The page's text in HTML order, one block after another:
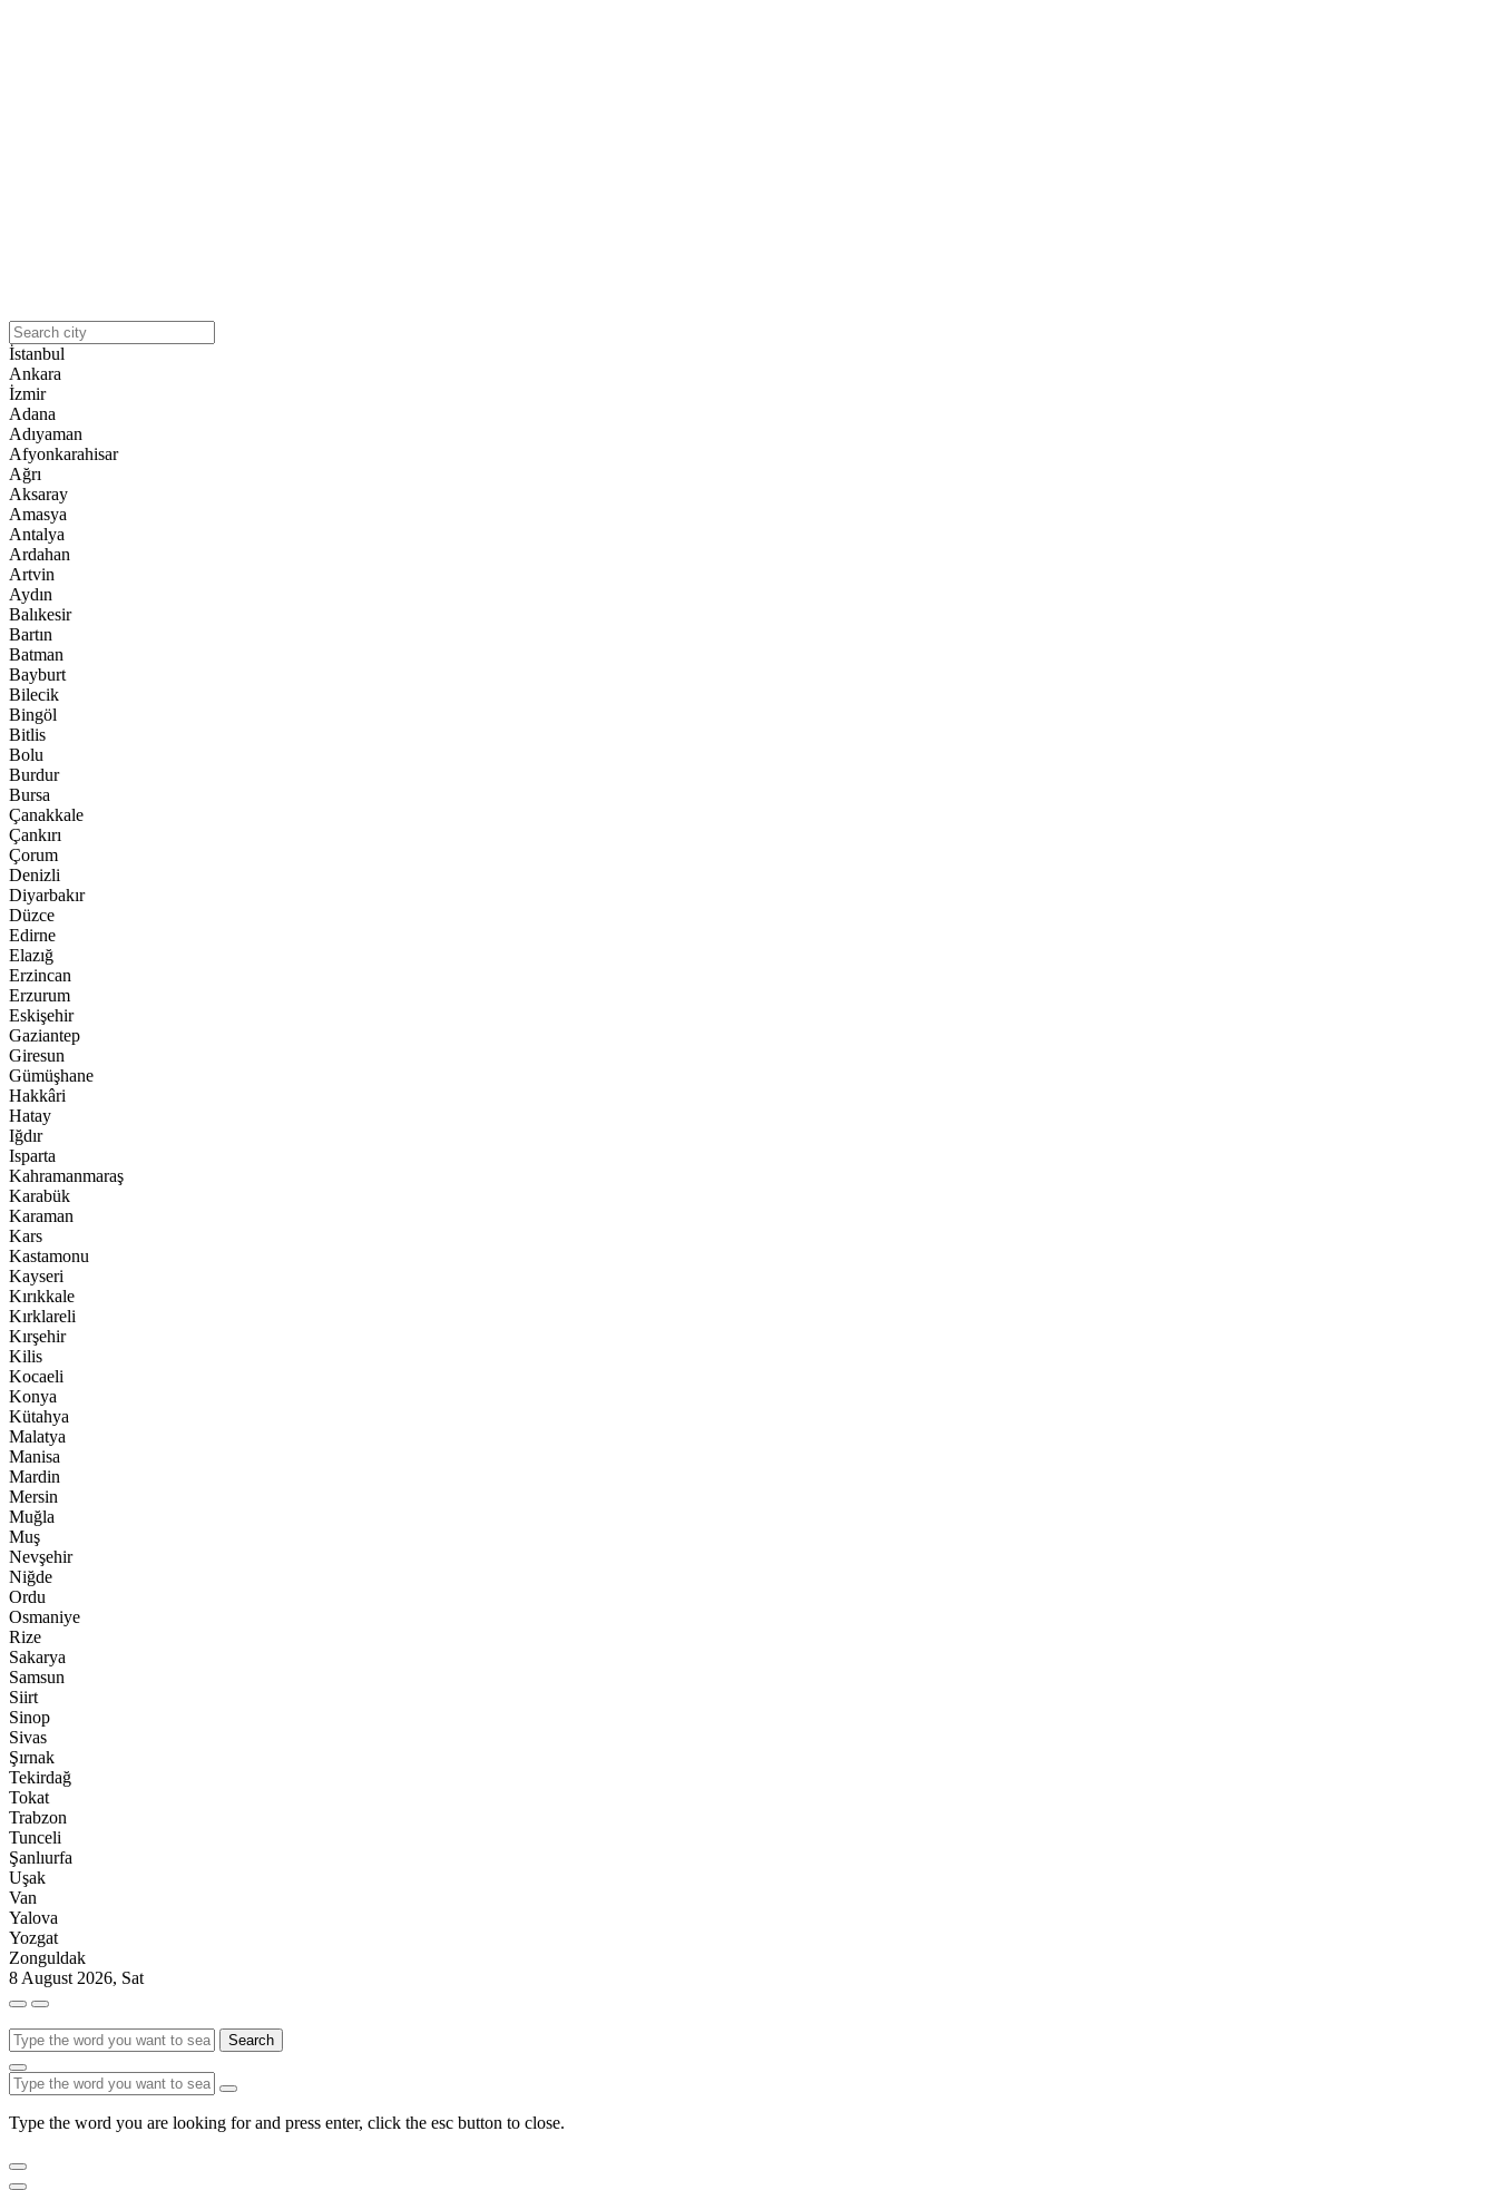
İstanbul
Ankara
İzmir
Adana
Adıyaman
Afyonkarahisar
Ağrı
Aksaray
Amasya
Antalya
Ardahan
Artvin
Aydın
Balıkesir
Bartın
Batman
Bayburt
Bilecik
Bingöl
Bitlis
Bolu
Burdur
Bursa
Çanakkale
Çankırı
Çorum
Denizli
Diyarbakır
Düzce
Edirne
Elazığ
Erzincan
Erzurum
Eskişehir
Gaziantep
Giresun
Gümüşhane
Hakkâri
Hatay
Iğdır
Isparta
Kahramanmaraş
Karabük
Karaman
Kars
Kastamonu
Kayseri
Kırıkkale
Kırklareli
Kırşehir
Kilis
Kocaeli
Konya
Kütahya
Malatya
Manisa
Mardin
Mersin
Muğla
Muş
Nevşehir
Niğde
Ordu
Osmaniye
Rize
Sakarya
Samsun
Siirt
Sinop
Sivas
Şırnak
Tekirdağ
Tokat
Trabzon
Tunceli
Şanlıurfa
Uşak
Van
Yalova
Yozgat
Zonguldak
8 August 2026, Sat
Search
Type the word you are looking for and press enter, click the esc button to close.